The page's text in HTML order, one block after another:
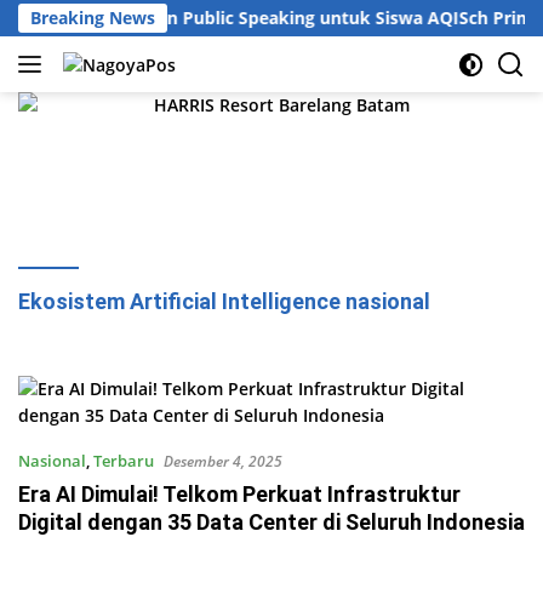
Langsung
ke
konten
Breaking News
Gelar Pelatihan Public Speaking untuk Siswa AQISch Primary
Ekosistem Artificial Intelligence nasional
Nasional,Terbaru Desember 4, 2025
Era AI Dimulai! Telkom Perkuat Infrastruktur
Digital dengan 35 Data Center di Seluruh Indonesia